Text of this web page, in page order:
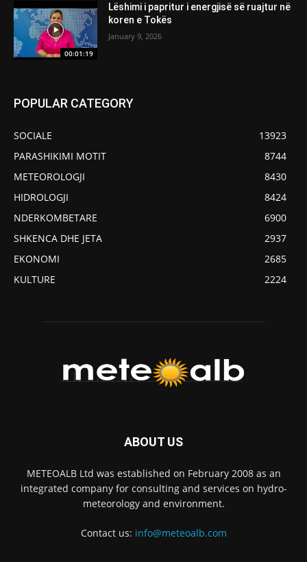
00:01:19
Lëshimi i papritur i energjisë së ruajtur në
koren e Tokës
January 9, 2026
POPULAR CATEGORY
SOCIALE
13923
PARASHIKIMI MOTIT
8744
METEOROLOGJI
8430
HIDROLOGJI
8424
NDERKOMBETARE
6900
SHKENCA DHE JETA
2937
EKONOMI
2685
KULTURE
2224
ABOUT US
METEOALB Ltd was established on February 2008 as an
integrated company for consulting and services on hydro-
meteorology and environment.
Contact us: info@meteoalb.com